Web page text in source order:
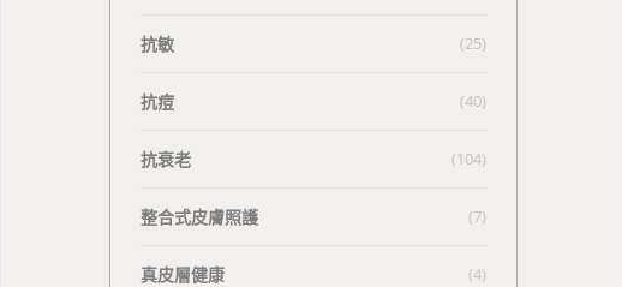
抗敏 (25)
抗痘 (40)
抗衰老 (104)
整合式皮膚照護 (7)
真皮層健康 (4)